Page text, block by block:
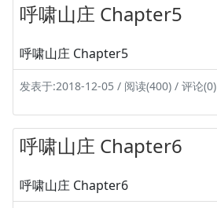
呼啸山庄 Chapter5
呼啸山庄 Chapter5
发表于:2018-12-05 / 阅读(400) / 评论(0)
呼啸山庄 Chapter6
呼啸山庄 Chapter6